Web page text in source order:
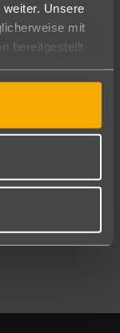
Unsere
mit
bereitgestellt